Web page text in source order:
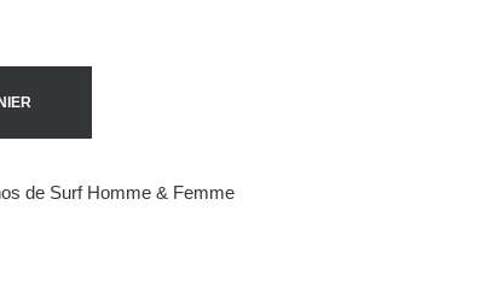
de Surf Homme & Femme